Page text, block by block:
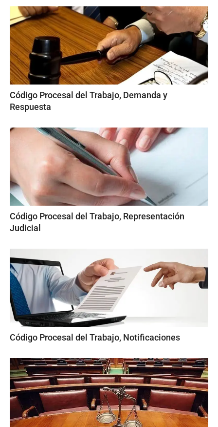
Código Procesal del Trabajo, Demanda y
Respuesta
Código Procesal del Trabajo, Representación
Judicial
Código Procesal del Trabajo, Notificaciones